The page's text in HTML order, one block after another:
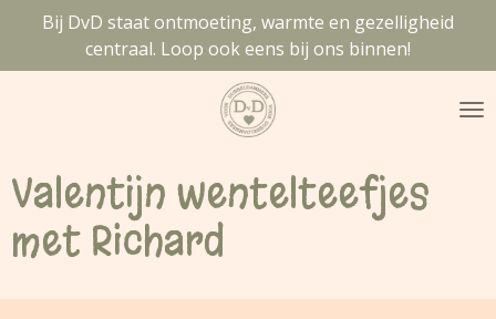
naar
Bij DvD staat ontmoeting, warmte en gezelligheid
centraal. Loop ook eens bij ons binnen!
Valentijn wentelteefjes
met Richard